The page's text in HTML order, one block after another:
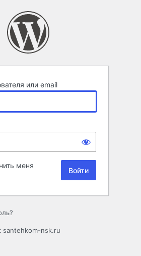
или email
меня
santehkom-nsk.ru